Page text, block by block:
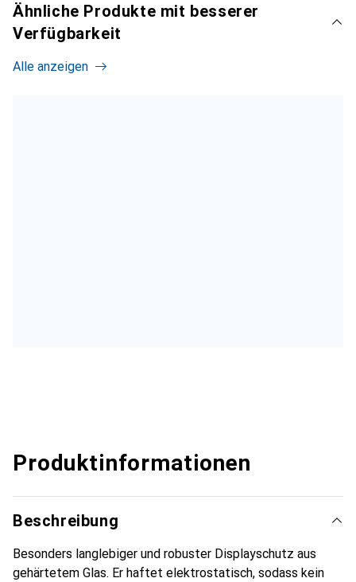
Ähnliche Produkte mit besserer
Verfügbarkeit
Alle anzeigen
Produktinformationen
Beschreibung
Besonders langlebiger und robuster Displayschutz aus
gehärtetem Glas. Er haftet elektrostatisch, sodass kein